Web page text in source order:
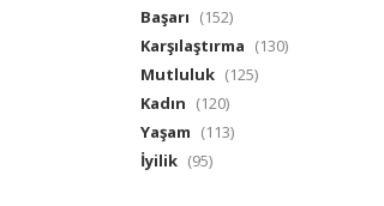
Başarı (152)
Karşılaştırma (130)
Mutluluk (125)
Kadın (120)
Yaşam (113)
İyilik (95)